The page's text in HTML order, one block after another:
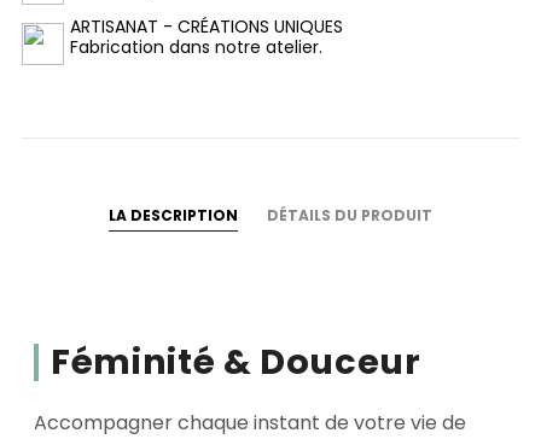
ARTISANAT - CRÉATIONS UNIQUES
Fabrication dans notre atelier.
LA DESCRIPTION DÉTAILS DU PRODUIT
Féminité & Douceur
Accompagner chaque instant de votre vie de